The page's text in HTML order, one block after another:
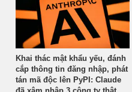
Khai thác mật khẩu yếu, đánh
cắp thông tin đăng nhập, phát
tán mã độc lên PyPI: Claude